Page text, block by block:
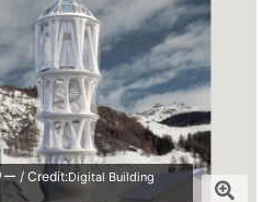
ー / Credit:Digital Building